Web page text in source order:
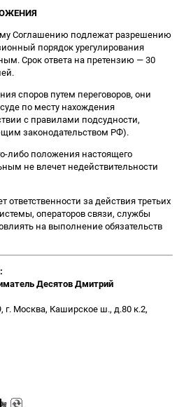
Соглашению подлежат разрешению
порядок урегулирования
Срок ответа на претензию — 30
споров путем переговоров, они
по месту нахождения
с правилами подсудности,
законодательством РФ).
либо положения настоящего
не влечет недействительности
ответственности за действия третьих
операторов связи, службы
на выполнение обязательств
Десятов Дмитрий
г. Москва, Каширское ш., д.80 к.2,